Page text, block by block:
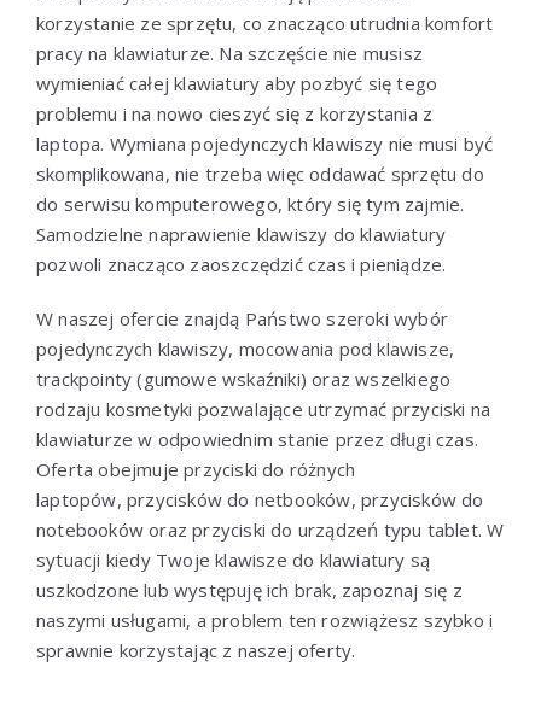
korzystanie ze sprzętu, co znacząco utrudnia komfort
pracy na klawiaturze. Na szczęście nie musisz
wymieniać całej klawiatury aby pozbyć się tego
problemu i na nowo cieszyć się z korzystania z
laptopa. Wymiana pojedynczych klawiszy nie musi być
skomplikowana, nie trzeba więc oddawać sprzętu do
do serwisu komputerowego, który się tym zajmie.
Samodzielne naprawienie klawiszy do klawiatury
pozwoli znacząco zaoszczędzić czas i pieniądze.
W naszej ofercie znajdą Państwo szeroki wybór
pojedynczych klawiszy, mocowania pod klawisze,
trackpointy (gumowe wskaźniki) oraz wszelkiego
rodzaju kosmetyki pozwalające utrzymać przyciski na
klawiaturze w odpowiednim stanie przez długi czas.
Oferta obejmuje przyciski do różnych
laptopów, przycisków do netbooków, przycisków do
notebooków oraz przyciski do urządzeń typu tablet. W
sytuacji kiedy Twoje klawisze do klawiatury są
uszkodzone lub występuję ich brak, zapoznaj się z
naszymi usługami, a problem ten rozwiążesz szybko i
sprawnie korzystając z naszej oferty.